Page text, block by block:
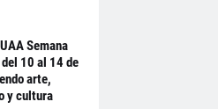
Semana
10 al 14 de
arte,
y cultura